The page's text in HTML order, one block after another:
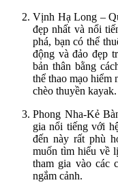
Vịnh Hạ Long –
đẹp nhất và nổi
phá, bạn có thể
động và đảo đẹp
bản thân bằng
thể thao mạo hiểm
chèo thuyền kayak.
Phong Nha-Kẻ
gia nổi tiếng với
đến này rất phù
muốn tìm hiểu về
tham gia vào các
ngắm cảnh.